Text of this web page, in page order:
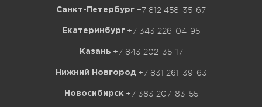
Санкт-Петербург +7 812 458-35-67
Екатеринбург +7 343 226-04-95
Казань +7 843 202-35-17
Нижний Новгород +7 831 261-39-63
Новосибирск +7 383 207-83-55